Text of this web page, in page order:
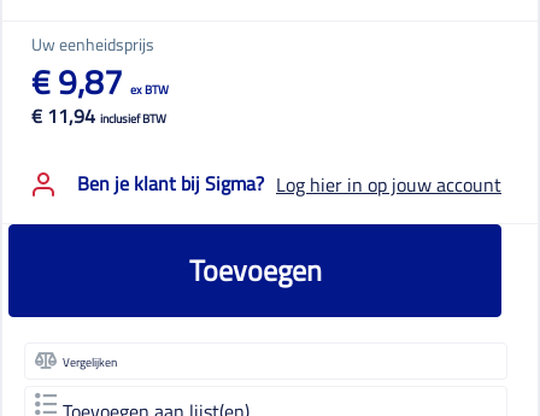
Uw eenheidsprijs
€ 11,94 inclusief BTW
€ 9,87 ex BTW
Ben je klant bij Sigma? Log hier in op jouw account
Toevoegen
Vergelijken